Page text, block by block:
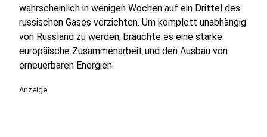
wahrscheinlich in wenigen Wochen auf ein Drittel des
russischen Gases verzichten. Um komplett unabhängig
von Russland zu werden, bräuchte es eine starke
europäische Zusammenarbeit und den Ausbau von
erneuerbaren Energien.
Anzeige